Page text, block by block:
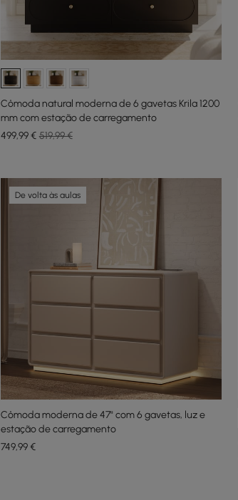
Cômoda natural moderna de 6 gavetas Krila 1200
mm com estação de carregamento
499,99€ 519,99 €
De volta às aulas
Cômoda moderna de 47" com 6 gavetas, luz e
estação de carregamento
749,99€